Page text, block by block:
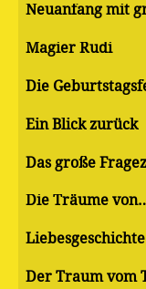
Neuanfang mit
Magier Rudi
Die
Ein Blick zurück
Das große
Die Träume
Liebesgeschichte
Der Traum vom